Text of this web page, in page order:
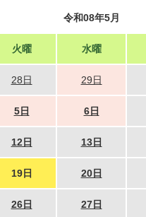
令和08年5月
火曜 水曜
28日 29日
5日 6日
12日 13日
19日 20日
26日 27日